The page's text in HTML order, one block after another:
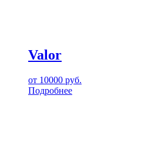
Valor
от 10000 руб.
Подробнее